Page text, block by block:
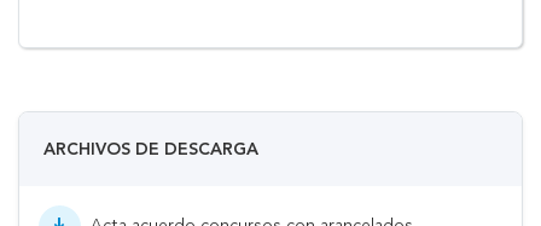
ARCHIVOS DE DESCARGA